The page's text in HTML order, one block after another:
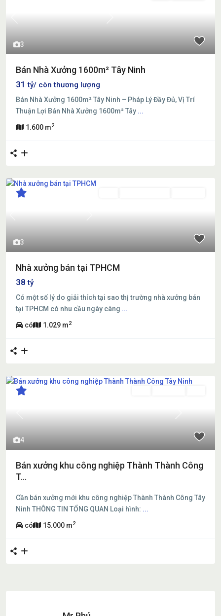
3
Previous Next
Bán Nhà Xưởng 1600m² Tây Ninh
31tỷ/ còn thương lượng
Bán Nhà Xưởng 1600m² Tây Ninh – Pháp Lý Đầy Đủ, Vị Trí
Thuận Lợi Bán Nhà Xưởng 1600m² Tây ...
1.600 m2
3
Previous Next
Nhà xưởng bán tại TPHCM
38tỷ
Có một số lý do giải thích tại sao thị trường nhà xưởng bán
tại TPHCM có nhu cầu ngày càng ...
có 1.029 m2
4
Previous Next
Bán xưởng khu công nghiệp Thành Thành Công
T...
Cần bán xưởng mới khu công nghiệp Thành Thành Công Tây
Ninh THÔNG TIN TỔNG QUAN Loại hình: ...
có 15.000 m2